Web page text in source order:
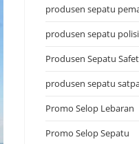
produsen sepatu
produsen sepatu polisi
Produsen Sepatu
produsen sepatu
Promo Selop Lebaran
Promo Selop Sepatu